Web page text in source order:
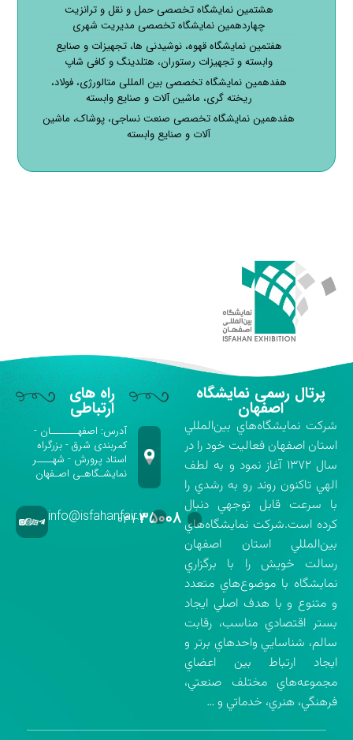
هشتمین نمایشگاه تخصصی حمل و نقل و ترانزیت
چهاردهمین نمایشگاه تخصصی مدیریت شهری
هفتمین نمایشگاه قهوه، نوشیدنی ها، تجهیزات و صنایع
وابسته و تجهیزات رستوران، هتلدینگ و کافی شاپ
هفدهمین نمایشگاه تخصصی بین المللی متالورژی، فولاد،
ریخته گری، ماشین آلات و صنایع وابسته
هفدهمین نمایشگاه تخصصی صنعت نساجی، پوشاک، ماشین
آلات و صنایع وابسته
پرتال رسمی نمایشگاه
اصفهان
شركت نمايشگاه‌هاي بين‌المللي
استان اصفهان فعاليت خود را در
سال ۱۳۷۲ آغاز نمود و به لطف
الهي تاكنون روند رو به رشدي را
با سرعت قابل توجهي دنبال
كرده است.شركت نمايشگاه‌هاي
بين‌المللي استان اصفهان
رسالت خويش را با برگزاري
نمايشگاه با موضوع‌هاي متعدد
و متنوع و با هدف اصلي ايجاد
بستر اقتصادي مناسب، رقابت
سالم، شناسايي واحدهاي برتر و
ايجاد ارتباط بين اعضاي
مجموعه‌هاي مختلف صنعتي،
فرهنگي، هنري، خدماتي و …
راه های
ارتباطی
آدرس: اصفهـــــــان -
کمربندی شرق - بزرگراه
استاد پرورش - شهــــر
نمایشـگاهـی اصـفهان
۰۳۱-۳۵۰۰۸info@isfahanfair.ir